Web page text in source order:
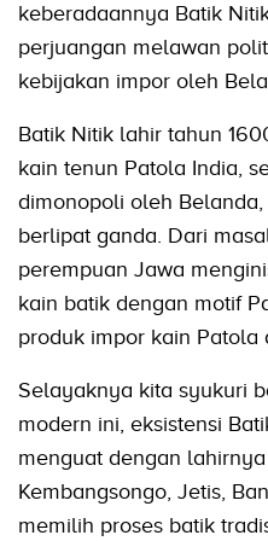
keberadaannya Batik
perjuangan melawan
kebijakan impor oleh
Batik Nitik lahir tahun
kain tenun Patola India,
dimonopoli oleh
berlipat ganda. Dari
perempuan Jawa
kain batik dengan motif
produk impor kain Patola
Selayaknya kita syukuri
modern ini, eksistensi
menguat dengan
Kembangsongo, Jetis,
memilih proses batik